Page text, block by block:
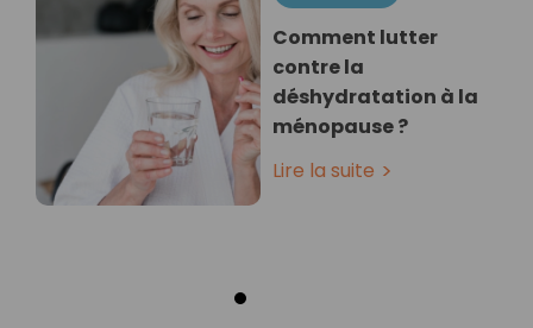
Comment lutter
contre la
déshydratation à la
ménopause ?
Lire la suite